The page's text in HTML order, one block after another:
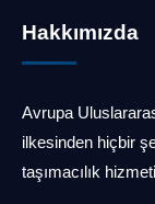
Hakkımızda
Avrupa
ilkesinden hiçbir
taşımacılık